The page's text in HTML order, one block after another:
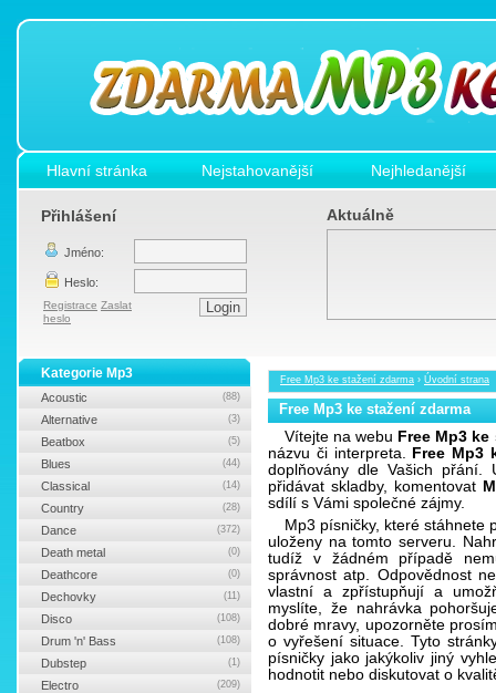
Hlavní stránka Nejstahovanější Nejhledanější
Přihlášení
Jméno:
Heslo:
Registrace Zaslat
heslo
Aktuálně
Free Mp3 ke stažení zdarma › Úvodní strana
Free Mp3 ke stažení zdarma
Vítejte na webu Free Mp3
názvu či interpreta. Free Mp3
doplňovány dle Vašich přání.
přidávat skladby, komentovat
sdílí s Vámi společné zájmy.
Mp3 písničky, které stáhnete
uloženy na tomto serveru.
tudíž v žádném případě
správnost atp. Odpovědnost
vlastní a zpřístupňují a
myslíte, že nahrávka
dobré mravy, upozorněte
o vyřešení situace. Tyto
písničky jako jakýkoliv jiný
hodnotit nebo diskutovat o
Kategorie Mp3
Acoustic (88)
Alternative (3)
Beatbox (5)
Blues (44)
Classical (14)
Country (28)
Dance (372)
Death metal (0)
Deathcore (0)
Dechovky (11)
Disco (108)
Drum 'n' Bass (108)
Dubstep (1)
Electro (209)